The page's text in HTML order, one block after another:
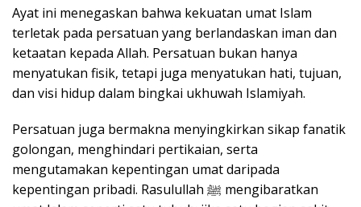
Ayat ini menegaskan bahwa kekuatan umat Islam
terletak pada persatuan yang berlandaskan iman dan
ketaatan kepada Allah. Persatuan bukan hanya
menyatukan fisik, tetapi juga menyatukan hati, tujuan,
dan visi hidup dalam bingkai ukhuwah Islamiyah.
Persatuan juga bermakna menyingkirkan sikap fanatik
golongan, menghindari pertikaian, serta
mengutamakan kepentingan umat daripada
kepentingan pribadi. Rasulullah ﷺ mengibaratkan